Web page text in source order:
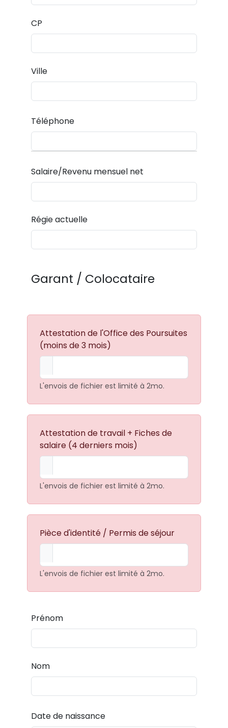
CP
Ville
Téléphone
Salaire/Revenu mensuel net
Régie actuelle
Garant / Colocataire
Attestation de l'Office des Poursuites
(moins de 3 mois)
L'envois de fichier est limité à 2mo.
Attestation de travail + Fiches de
salaire (4 derniers mois)
L'envois de fichier est limité à 2mo.
Pièce d'identité / Permis de séjour
L'envois de fichier est limité à 2mo.
Prénom
Nom
Date de naissance